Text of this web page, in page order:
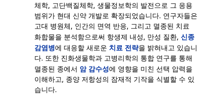
체학, 고단백질체학, 생물정보학의 발전으로 그 응용
범위가 현대 신약 개발로 확장되었습니다. 연구자들은
고대 병원체, 인간의 면역 반응, 그리고 멸종된 치료
화합물을 분석함으로써 항생제 내성, 만성 질환, 신종
감염병에 대응할 새로운 치료 전략을 밝혀내고 있습니
다. 또한 진화생물학과 고병리학의 통합 연구를 통해
멸종된 종에서 암 감수성에 영향을 미친 선택 압력을
이해하고, 종양 저항성의 잠재적 기작을 식별할 수 있
습니다.